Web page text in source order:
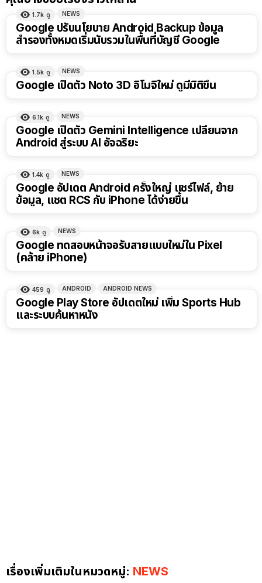
1.7k ดู NEWS
Google ปรับนโยบาย Android Backup ข้อมูล
สำรองทั้งหมดเริ่มนับรวมในพื้นที่บัญชี Google
1.5k ดู NEWS
Google เปิดตัว Noto 3D อิโมจิใหม่ ดูมีมิติขึ้น
6.1k ดู NEWS
Google เปิดตัว Gemini Intelligence เปลี่ยนจาก
Android สู่ระบบ AI อัจฉริยะ
1.4k ดู NEWS
Google อัปเดต Android ครั้งใหญ่ แชร์ไฟล์, ย้าย
ข้อมูล, แชต RCS กับ iPhone ได้ง่ายขึ้น
6k ดู NEWS
Google ทดสอบหน้าจอรับสายแบบใหม่ใน Pixel
(คล้าย iPhone)
459 ดู ANDROID ANDROID NEWS
Google Play Store อัปเดตใหม่ เพิ่ม Sports Hub
และระบบค้นหาหนัง
เรื่องเพิ่มเติมในหมวดหมู่: NEWS